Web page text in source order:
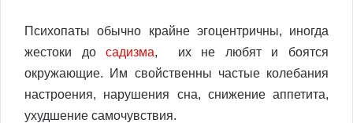
Психопаты обычно крайне эгоцентричны, иногда
жестоки досадизма, их не любят и боятся
окружающие. Им свойственны частые колебания
настроения, нарушения сна, снижение аппетита,
ухудшение самочувствия.